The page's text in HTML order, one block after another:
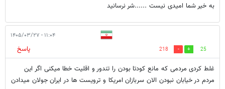
به خیر شما امیدی نیست ......شر نرسانید
۱۱:۰۴ - ۱۴۰۵/۰۳/۲۷
25
218
پاسخ
غلط کردی مردمی که مانع کودتا بودن را تندور و اقلیت خطا میکنی اگر این
مردم در خیابان نبودن الان سربازان امریکا و ترویست ها در ایران جولان میدادن